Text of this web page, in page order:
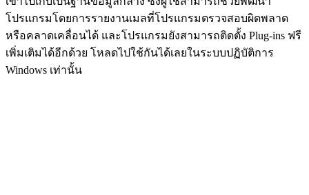
โปรแกรมโดยการรายงานเมลที่โปรแกรมตรวจสอบผิดพลาด
หรือคลาดเคลื่อนได้ และโปรแกรมยังสามารถติดตั้ง Plug-ins ฟรี
เพิ่มเติมได้อีกด้วย โหลดไปใช้กันได้เลยในระบบปฏิบัติการ
Windows เท่านั้น